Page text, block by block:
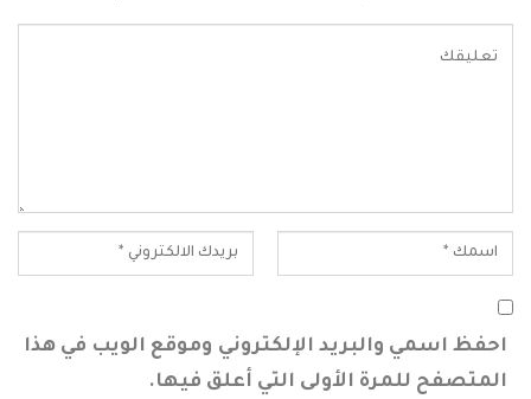
احفظ اسمي والبريد الإلكتروني وموقع الويب في هذا
المتصفح للمرة الأولى التي أعلق فيها.